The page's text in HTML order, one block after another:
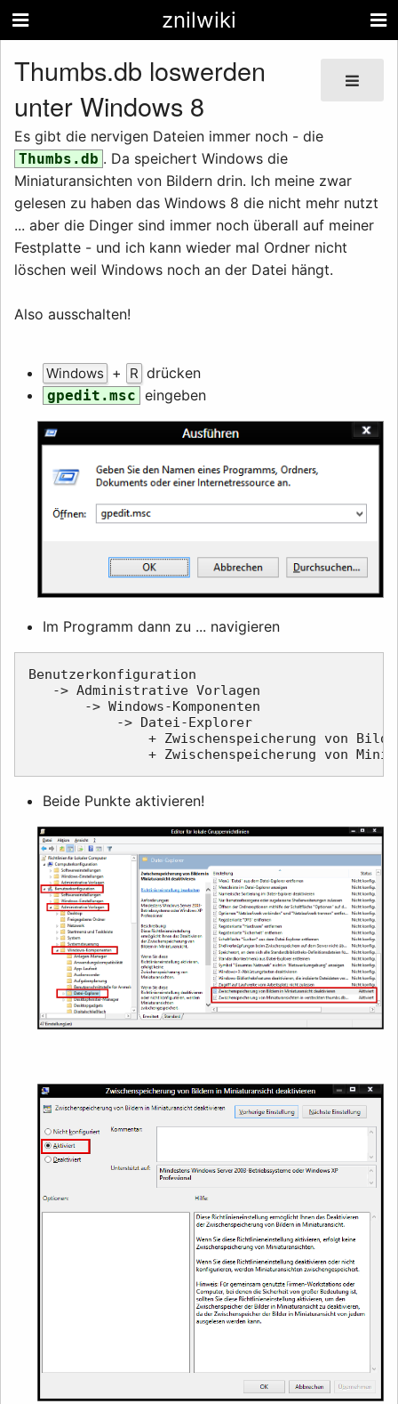
znilwiki
Thumbs.db loswerden
unter Windows 8
Es gibt die nervigen Dateien immer noch - die
Thumbs.db . Da speichert Windows die
Miniaturansichten von Bildern drin. Ich meine zwar
gelesen zu haben das Windows 8 die nicht mehr nutzt
... aber die Dinger sind immer noch überall auf meiner
Festplatte - und ich kann wieder mal Ordner nicht
löschen weil Windows noch an der Datei hängt.
Also ausschalten!
Windows + R drücken
gpedit.msc eingeben
Im Programm dann zu ... navigieren
Benutzerkonfiguration
   -> Administrative Vorlagen
       -> Windows-Komponenten
           -> Datei-Explorer
+ Zwischenspeicherung von
Beide Punkte aktivieren!